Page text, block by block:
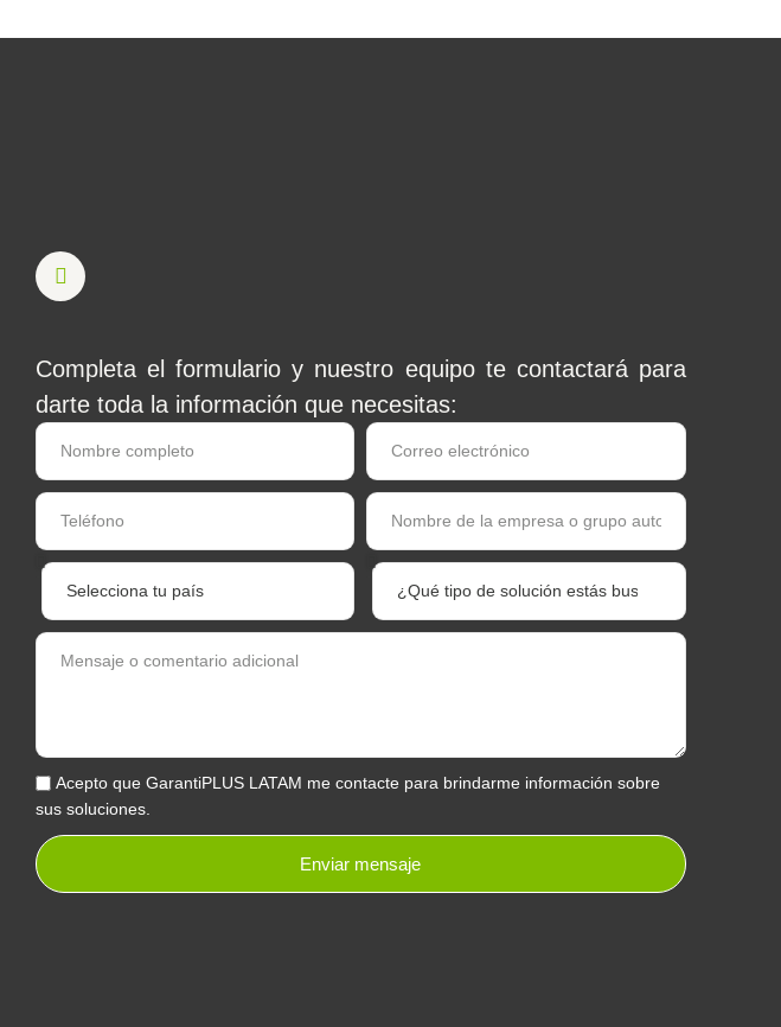
Completa el formulario y nuestro equipo te contactará para
darte toda la información que necesitas:
Acepto que GarantiPLUS LATAM me contacte para brindarme información sobre
sus soluciones.
Enviar mensaje